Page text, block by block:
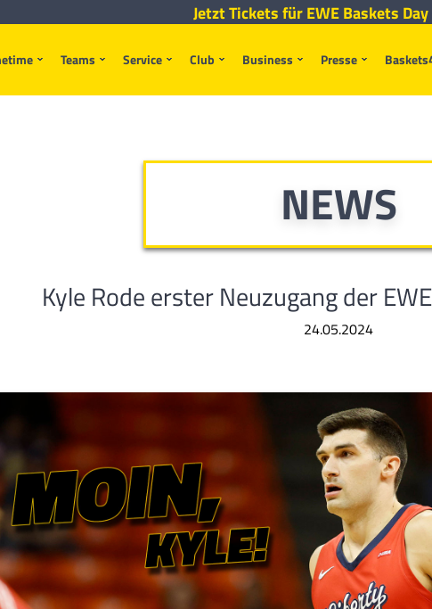
Teams Service Club Business Presse
Jetzt Tickets für EWE Baskets
NEWS
Kyle Rode erster Neuzugang der
24.05.2024